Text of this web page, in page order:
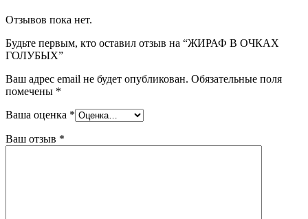
Отзывов пока нет.
Будьте первым, кто оставил отзыв на “ЖИРАФ В ОЧКАХ
ГОЛУБЫХ”
Ваш адрес email не будет опубликован. Обязательные поля
помечены *
Ваша оценка *
Ваш отзыв *